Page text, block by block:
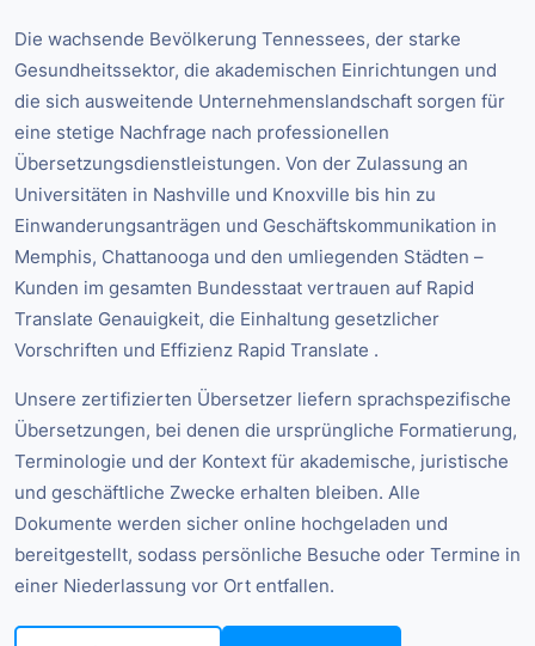
Die wachsende Bevölkerung Tennessees, der starke
Gesundheitssektor, die akademischen Einrichtungen und
die sich ausweitende Unternehmenslandschaft sorgen für
eine stetige Nachfrage nach professionellen
Übersetzungsdienstleistungen. Von der Zulassung an
Universitäten in Nashville und Knoxville bis hin zu
Einwanderungsanträgen und Geschäftskommunikation in
Memphis, Chattanooga und den umliegenden Städten –
Kunden im gesamten Bundesstaat vertrauen auf Rapid
Translate Genauigkeit, die Einhaltung gesetzlicher
Vorschriften und Effizienz Rapid Translate .
Unsere zertifizierten Übersetzer liefern sprachspezifische
Übersetzungen, bei denen die ursprüngliche Formatierung,
Terminologie und der Kontext für akademische, juristische
und geschäftliche Zwecke erhalten bleiben. Alle
Dokumente werden sicher online hochgeladen und
bereitgestellt, sodass persönliche Besuche oder Termine in
einer Niederlassung vor Ort entfallen.